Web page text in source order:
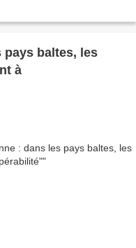
pays baltes, les
à